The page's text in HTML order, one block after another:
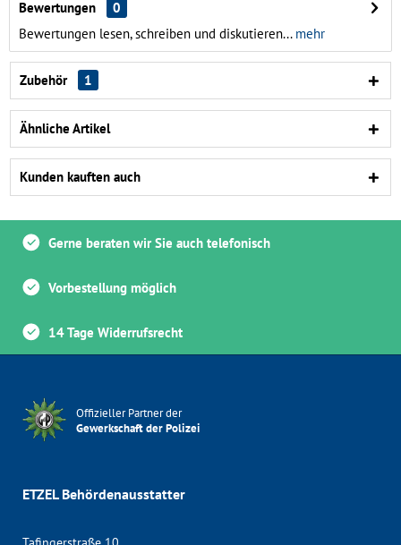
Bewertungen
0
Bewertungen lesen, schreiben und diskutieren...mehr
Zubehör 1
Ähnliche Artikel
Kunden kauften auch
Gerne beraten wir Sie auch telefonisch
Vorbestellung möglich
14 Tage Widerrufsrecht
Offizieller Partner der
Gewerkschaft der Polizei
ETZEL Behördenausstatter